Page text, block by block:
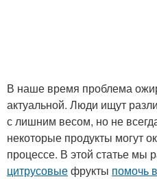
В наше время проблема
актуальной. Люди ищут
с лишним весом, но не
некоторые продукты могут
процессе. В этой статье мы
цитрусовыефрукты помочь